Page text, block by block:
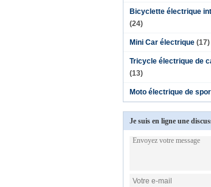
Bicyclette électrique
(24)
Mini Car électrique (17)
Tricycle électrique de
(13)
Moto électrique de
Je suis en ligne une